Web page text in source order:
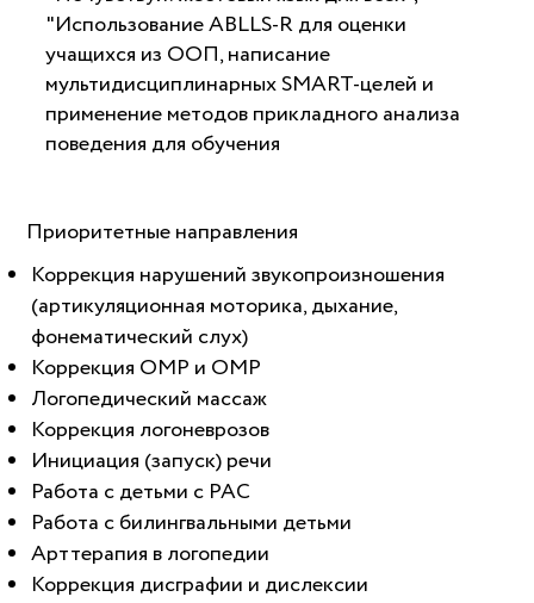
"Использование ABLLS-R для оценки
учащихся из ООП, написание
мультидисциплинарных SMART-целей и
применение методов прикладного анализа
поведения для обучения
Приоритетные направления
Коррекция нарушений звукопроизношения
(артикуляционная моторика, дыхание,
фонематический слух)
Коррекция ОМР и ОМР
Логопедический массаж
Коррекция логоневрозов
Инициация (запуск) речи
Работа с детьми с РАС
Работа с билингвальными детьми
Арттерапия в логопедии
Коррекция дисграфии и дислексии